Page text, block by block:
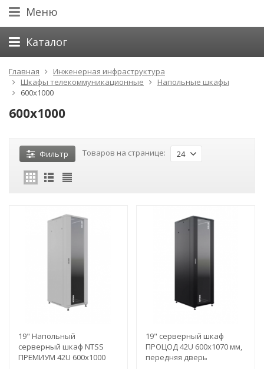
Меню
Каталог
Главная
Инженерная инфраструктура
Шкафы телекоммуникационные
Напольные шкафы
600x1000
600x1000
Фильтр Товаров на странице: 24
19" Напольный
серверный шкаф NTSS
ПРЕМИУМ 42U 600x1000
19" серверный шкаф
ПРОЦОД 42U 600х1070 мм,
передняя дверь